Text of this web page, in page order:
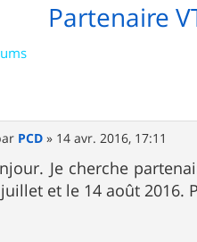
Partenaire
PCD » 14 avr. 2016, 17:11
Je cherche
et le 14 août 2016.